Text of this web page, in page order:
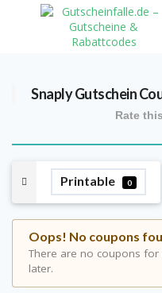
Snaply Gutschein
Rate
Printable 0
Oops! No coupons
There are no coupons
later.